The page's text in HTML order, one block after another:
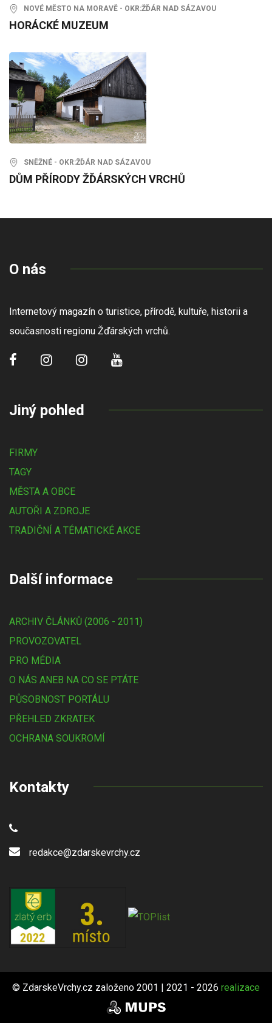
NOVÉ MĚSTO NA MORAVĚ - OKR:ŽĎÁR NAD SÁZAVOU
HORÁCKÉ MUZEUM
SNĚŽNÉ - OKR:ŽĎÁR NAD SÁZAVOU
DŮM PŘÍRODY ŽĎÁRSKÝCH VRCHŮ
O nás
Internetový magazín o turistice, přírodě, kultuře, historii a
současnosti regionu Žďárských vrchů.
Jiný pohled
FIRMY
TAGY
MĚSTA A OBCE
AUTOŘI A ZDROJE
TRADIČNÍ A TÉMATICKÉ AKCE
Další informace
ARCHIV ČLÁNKŮ (2006 - 2011)
PROVOZOVATEL
PRO MÉDIA
O NÁS ANEB NA CO SE PTÁTE
PŮSOBNOST PORTÁLU
PŘEHLED ZKRATEK
OCHRANA SOUKROMÍ
Kontakty
redakce@zdarskevrchy.cz
© ZdarskeVrchy.cz založeno 2001 | 2021 - 2026 realizace